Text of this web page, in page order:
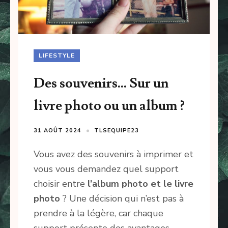
LIFESTYLE
Des souvenirs… Sur un
livre photo ou un album ?
31 AOÛT 2024 TLSEQUIPE23
Vous avez des souvenirs à imprimer et
vous vous demandez quel support
choisir entre l’album photo et le livre
photo ? Une décision qui n’est pas à
prendre à la légère, car chaque